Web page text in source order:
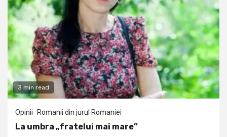
3 min read
Opinii Romanii din jurul Romaniei
La umbra „fratelui mai mare”